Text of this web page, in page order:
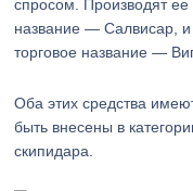
спросом. Производят
название — Салвисар, и
торговое название —
Оба этих средства
быть внесены в
скипидара.